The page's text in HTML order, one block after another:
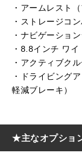
・アームレスト（
・ストレージコ
・ナビゲーショ
・8.8インチ ワ
・アクティブク
・ドライビング
軽減ブレーキ）
★主なオプショ